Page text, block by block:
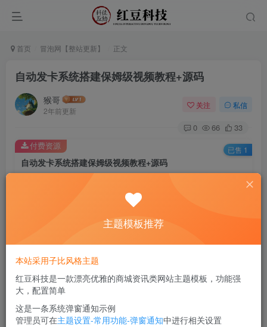
首页 冒泡网【整站更新】 正文
自动发卡系统搭建保姆级视频教程+源码
猴哥
2年前更新
关注 私信
0 66 33
自动发卡系统搭建保姆级视频教程+源码
此内容为付费资源，请付费后查看
9.9
免费
付费资源 已售 1
自动发卡系统搭建保姆级视频教程+源码
主题模板推荐
本站采用子比风格主题
红豆科技是一款漂亮优雅的商城资讯类网站主题模板，功能强
大，配置简单
这是一条系统弹窗通知示例
管理员可在主题设置-常用功能-弹窗通知中进行相关设置